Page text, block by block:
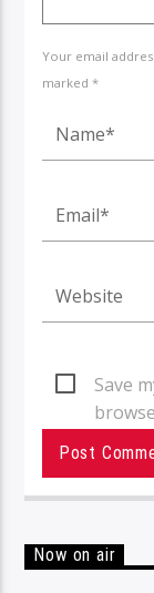
Your email
marked *
Save
Now on air